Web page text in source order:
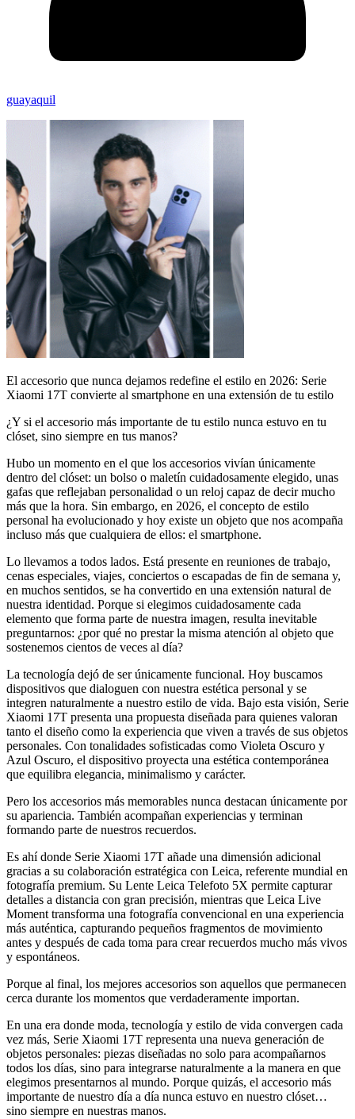
guayaquil
El accesorio que nunca dejamos redefine el estilo en 2026: Serie
Xiaomi 17T convierte al smartphone en una extensión de tu estilo
¿Y si el accesorio más importante de tu estilo nunca estuvo en tu
clóset, sino siempre en tus manos?
Hubo un momento en el que los accesorios vivían únicamente
dentro del clóset: un bolso o maletín cuidadosamente elegido, unas
gafas que reflejaban personalidad o un reloj capaz de decir mucho
más que la hora. Sin embargo, en 2026, el concepto de estilo
personal ha evolucionado y hoy existe un objeto que nos acompaña
incluso más que cualquiera de ellos: el smartphone.
Lo llevamos a todos lados. Está presente en reuniones de trabajo,
cenas especiales, viajes, conciertos o escapadas de fin de semana y,
en muchos sentidos, se ha convertido en una extensión natural de
nuestra identidad. Porque si elegimos cuidadosamente cada
elemento que forma parte de nuestra imagen, resulta inevitable
preguntarnos: ¿por qué no prestar la misma atención al objeto que
sostenemos cientos de veces al día?
La tecnología dejó de ser únicamente funcional. Hoy buscamos
dispositivos que dialoguen con nuestra estética personal y se
integren naturalmente a nuestro estilo de vida. Bajo esta visión, Serie
Xiaomi 17T presenta una propuesta diseñada para quienes valoran
tanto el diseño como la experiencia que viven a través de sus objetos
personales. Con tonalidades sofisticadas como Violeta Oscuro y
Azul Oscuro, el dispositivo proyecta una estética contemporánea
que equilibra elegancia, minimalismo y carácter.
Pero los accesorios más memorables nunca destacan únicamente por
su apariencia. También acompañan experiencias y terminan
formando parte de nuestros recuerdos.
Es ahí donde Serie Xiaomi 17T añade una dimensión adicional
gracias a su colaboración estratégica con Leica, referente mundial en
fotografía premium. Su Lente Leica Telefoto 5X permite capturar
detalles a distancia con gran precisión, mientras que Leica Live
Moment transforma una fotografía convencional en una experiencia
más auténtica, capturando pequeños fragmentos de movimiento
antes y después de cada toma para crear recuerdos mucho más vivos
y espontáneos.
Porque al final, los mejores accesorios son aquellos que permanecen
cerca durante los momentos que verdaderamente importan.
En una era donde moda, tecnología y estilo de vida convergen cada
vez más, Serie Xiaomi 17T representa una nueva generación de
objetos personales: piezas diseñadas no solo para acompañarnos
todos los días, sino para integrarse naturalmente a la manera en que
elegimos presentarnos al mundo. Porque quizás, el accesorio más
importante de nuestro día a día nunca estuvo en nuestro clóset…
sino siempre en nuestras manos.